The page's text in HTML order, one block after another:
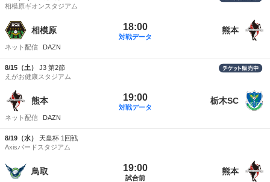
相模原ギオンスタジアム
相模原 18:00
対戦データ
熊本
DAZN
8/15（土）
J3 第2節
えがお健康スタジアム
熊本 19:00
対戦データ
栃木SC
DAZN
8/19（水）
天皇杯 1回戦
Axisバードスタジアム
鳥取 19:00
試合前
熊本